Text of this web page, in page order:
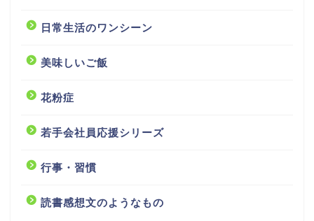
日常生活のワンシーン
美味しいご飯
花粉症
若手会社員応援シリーズ
行事・習慣
読書感想文のようなもの